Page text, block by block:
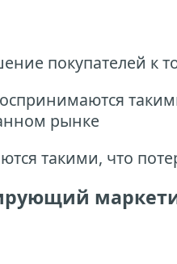
покупателей к
рынке
такими, что